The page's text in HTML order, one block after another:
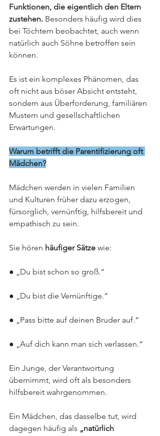
Funktionen, die eigentlich den Eltern
zustehen. Besonders häufig wird dies
bei Töchtern beobachtet, auch wenn
natürlich auch Söhne betroffen sein
können.
Es ist ein komplexes Phänomen, das
oft nicht aus böser Absicht entsteht,
sondern aus Überforderung, familiären
Mustern und gesellschaftlichen
Erwartungen.
Warum betrifft die Parentifizierung oft
Mädchen?
Mädchen werden in vielen Familien
und Kulturen früher dazu erzogen,
fürsorglich, vernünftig, hilfsbereit und
empathisch zu sein.
Sie hören häufiger Sätze wie:
● „Du bist schon so groß.“
● „Du bist die Vernünftige.“
● „Pass bitte auf deinen Bruder auf.“
● „Auf dich kann man sich verlassen.“
Ein Junge, der Verantwortung
übernimmt, wird oft als besonders
hilfsbereit wahrgenommen.
Ein Mädchen, das dasselbe tut, wird
dagegen häufig als „natürlich